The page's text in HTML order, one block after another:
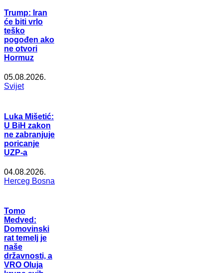
Trump: Iran
će biti vrlo
teško
pogođen ako
ne otvori
Hormuz
05.08.2026.
Svijet
Luka Mišetić:
U BiH zakon
ne zabranjuje
poricanje
UZP-a
04.08.2026.
Herceg Bosna
Tomo
Medved:
Domovinski
rat temelj je
naše
državnosti, a
VRO Oluja